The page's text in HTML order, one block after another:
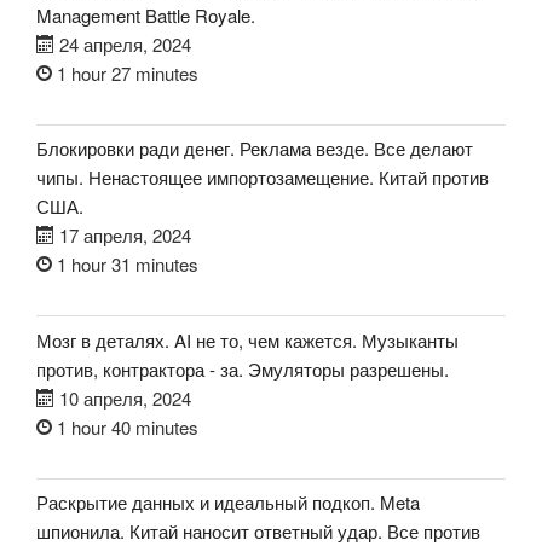
Management Battle Royale.
24 апреля, 2024
1 hour 27 minutes
Блокировки ради денег. Реклама везде. Все делают
чипы. Ненастоящее импортозамещение. Китай против
США.
17 апреля, 2024
1 hour 31 minutes
Мозг в деталях. AI не то, чем кажется. Музыканты
против, контрактора - за. Эмуляторы разрешены.
10 апреля, 2024
1 hour 40 minutes
Раскрытие данных и идеальный подкоп. Meta
шпионила. Китай наносит ответный удар. Все против